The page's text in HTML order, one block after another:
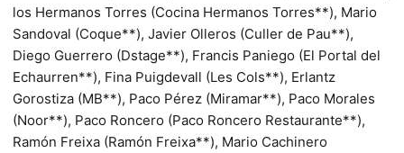
los Hermanos Torres (Cocina Hermanos Torres**), Mario
Sandoval (Coque**), Javier Olleros (Culler de Pau**),
Diego Guerrero (Dstage**), Francis Paniego (El Portal del
Echaurren**), Fina Puigdevall (Les Cols**), Erlantz
Gorostiza (MB**), Paco Pérez (Miramar**), Paco Morales
(Noor**), Paco Roncero (Paco Roncero Restaurante**),
Ramón Freixa (Ramón Freixa**), Mario Cachinero